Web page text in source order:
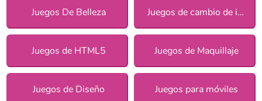
Juegos De Belleza Juegos de cambio de imagen para chicas
Juegos de HTML5 Juegos de Maquillaje
Juegos de Diseño Juegos para móviles